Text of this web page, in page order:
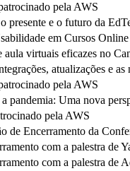
pela AWS
presente e o futuro da
em Cursos
virtuais eficazes no
atualizações e as
pela AWS
pandemia: Uma nova
pela AWS
de Encerramento da
com a palestra de
com a palestra de